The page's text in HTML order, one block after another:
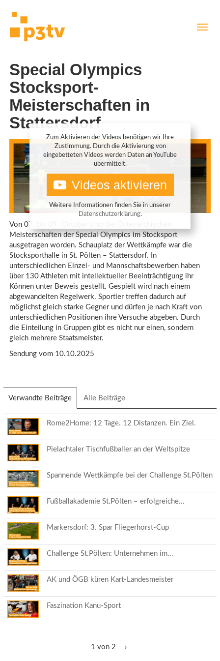
Special Olympics
Stocksport-
Meisterschaften in
Stattersdorf
Zum Aktivieren der Videos benötigen wir Ihre
Zustimmung. Durch die Aktivierung von
eingebetteten Videos werden Daten an YouTube
übermittelt.
Videos aktivieren
Weitere Informationen finden Sie in unserer
Datenschutzerklärung.
Von 07. bis 09. Oktober sind die Österreichischen
Meisterschaften der Special Olympics im Stocksport
ausgetragen worden. Schauplatz der Wettkämpfe war die
Stocksporthalle in St. Pölten – Stattersdorf. In
unterschiedlichen Einzel- und Mannschaftsbewerben haben
über 130 Athleten mit intellektueller Beeinträchtigung ihr
Können unter Beweis gestellt. Gespielt wird nach einem
abgewandelten Regelwerk. Sportler treffen dadurch auf
möglichst gleich starke Gegner und dürfen je nach Kraft von
unterschiedlichen Positionen ihre Versuche abgeben. Durch
die Einteilung in Gruppen gibt es nicht nur einen, sondern
gleich mehrere Staatsmeister.
Sendung vom 10.10.2025
Verwandte Beiträge (aktiver
Reiter)
Alle Beiträge
Rome2Home: 12 Tage. 12 Distanzen. Ein Ziel.
Pielachtaler Tischfußballer an der Weltspitze
Spannende Wettkämpfe bei der Challenge St.Pölten
Fußballakademie St.Pölten – erfolgreiche...
Markersdorf: 3. Spar Fliegerhorst-Cup
Challenge St.Pölten: Unternehmen im...
AK und ÖGB küren Kart-Landesmeister
Faszination Kanu-Sport
1 von 2 ›